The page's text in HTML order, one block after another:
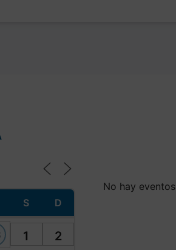
S D
1 2
No hay eventos